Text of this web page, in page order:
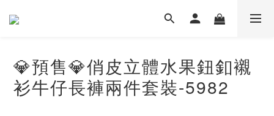
💎預售💎俏皮立體水果鈕釦襯
衫牛仔長褲兩件套裝-5982